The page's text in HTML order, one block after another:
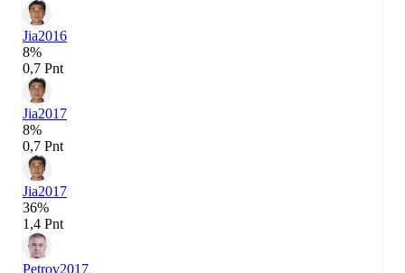
Jia2016
8%
0,7 Pnt
Jia2017
8%
0,7 Pnt
Jia2017
36%
1,4 Pnt
Petrov2017